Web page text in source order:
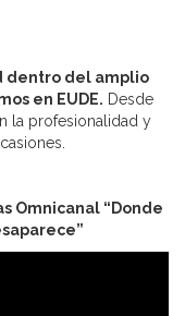
dentro del amplio
en EUDE. Desde
la profesionalidad y
Omnicanal “Donde